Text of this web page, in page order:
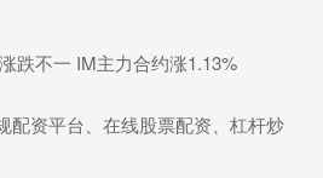
跌不一 IM主力合约涨1.13%
配资平台、在线股票配资、杠杆炒